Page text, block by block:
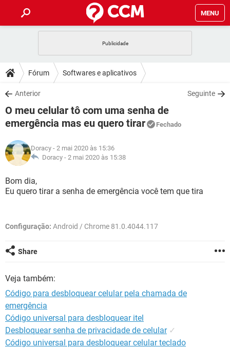
MENU
CELULAR FACEBOOK
OUTLOOK
INSTAGRAM GMAIL
GUIA DE COMPRAS
DICAS
JOGOS WHATSAPP
OUTLOOK EXCEL
GUIA DE COMPRAS
DOWNLOADS
JOGOS WHATSAPP
CELULAR FACEBOOK
OUTLOOK
INSTAGRAM
GUIA DE COMPRAS
CELULAR FACEBOOK
INSTAGRAM GMAIL
GLOSSÁRIO
JOGOS
CELULAR
Fórum Softwares e aplicativos
Anterior Seguinte
O meu celular tô com uma senha de
emergência mas eu quero tirar
Fechado
Doracy - 2 mai 2020 às 15:36
Doracy - 2 mai 2020 às 15:38
Bom dia,
Eu quero tirar a senha de emergência você tem que tira
Configuração: Android / Chrome 81.0.4044.117
Share
Veja também:
Código para desbloquear celular pela chamada de
emergência
Código universal para desbloquear itel
Desbloquear senha de privacidade de celular ✓
Código universal para desbloquear celular teclado